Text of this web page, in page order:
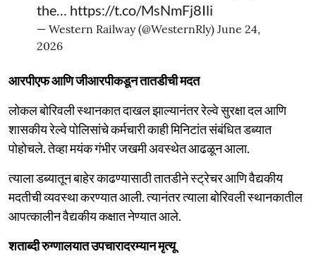
the… https://t.co/MsNmFj8Ili
— Western Railway (@WesternRly) June 24,
2026
आरपीएफ आणि जीआरपीकडून तातडीची मदत
लोकल बोरिवली स्थानकात दाखल झाल्यानंतर रेल्वे सुरक्षा दल आणि
शासकीय रेल्वे पोलिसांचे कर्मचारी काही मिनिटांत संबंधित डब्यात
पोहोचले. तेव्हा मयंक गंभीर जखमी अवस्थेत आढळून आला.
त्याला डब्यातून बाहेर काढण्यासाठी तातडीने स्ट्रेचर आणि वैद्यकीय
मदतीची व्यवस्था करण्यात आली. त्यानंतर त्याला बोरिवली स्थानकातील
आपत्कालीन वैद्यकीय कक्षात नेण्यात आले.
शताब्दी रुग्णालयात उपचारादरम्यान मृत्यू